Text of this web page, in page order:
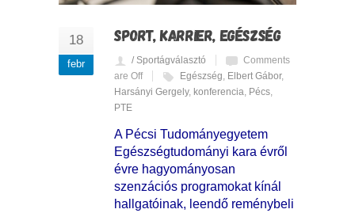
18
febr
SPORT, KARRIER, EGÉSZSÉG
/ Sportágválasztó
Comments
are Off
Egészség, Elbert Gábor,
Harsányi Gergely, konferencia, Pécs,
PTE
A Pécsi Tudományegyetem
Egészségtudományi kara évről
évre hagyományosan
szenzációs programokat kínál
hallgatóinak, leendő reménybeli